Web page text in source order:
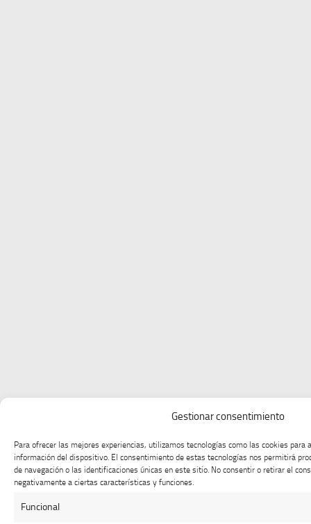
Gestionar consentimiento
Para ofrecer las mejores experiencias, utilizamos tecnologías como las cookies para
información del dispositivo. El consentimiento de estas tecnologías nos permitirá
de navegación o las identificaciones únicas en este sitio. No consentir o retirar el
negativamente a ciertas características y funciones.
Funcional